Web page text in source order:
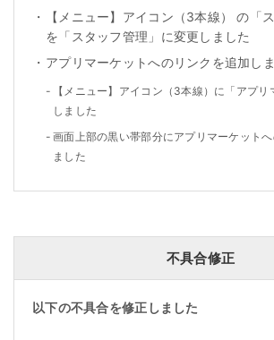
・
【メニュー】アイコン（3本線） の「
を「スタッフ管理」に変更しました
・ アプリマーケットへのリンクを追加し
-
【メニュー】アイコン（3本線）に「アプ
しました
- 画面上部の黒い帯部分にアプリマーケット
ました
不具合修正
以下の不具合を修正しました